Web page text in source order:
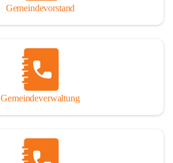
Gemeindevorstand
Gemeindeverwaltung